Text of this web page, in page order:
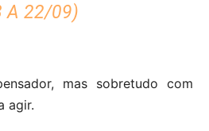
A 22/09)
mas sobretudo com
agir.